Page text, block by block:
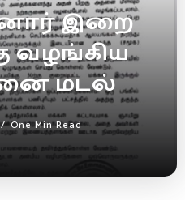
இறை
வழங்கிய
மடல்
One Min Read